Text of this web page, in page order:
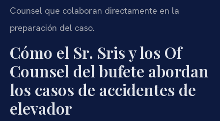
Counsel que colaboran directamente en la
preparación del caso.
Cómo el Sr. Sris y los Of
Counsel del bufete abordan
los casos de accidentes de
elevador